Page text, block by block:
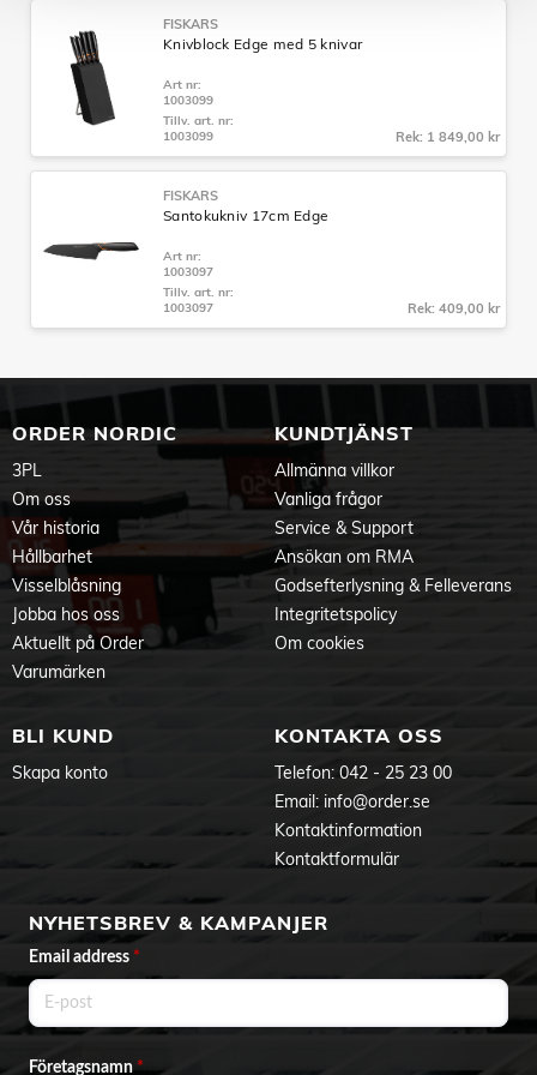
FISKARS
Knivblock Edge med 5 knivar
Art nr:
1003099
Tillv. art. nr:
1003099
Rek: 1 849,00 kr
FISKARS
Santokukniv 17cm Edge
Art nr:
1003097
Tillv. art. nr:
1003097
Rek: 409,00 kr
ORDER NORDIC
3PL
Om oss
Vår historia
Hållbarhet
Visselblåsning
Jobba hos oss
Aktuellt på Order
Varumärken
KUNDTJÄNST
Allmänna villkor
Vanliga frågor
Service & Support
Ansökan om RMA
Godsefterlysning & Felleverans
Integritetspolicy
Om cookies
BLI KUND
Skapa konto
KONTAKTA OSS
Telefon: 042 - 25 23 00
Email: info@order.se
Kontaktinformation
Kontaktformulär
NYHETSBREV & KAMPANJER
Email address *
Företagsnamn*